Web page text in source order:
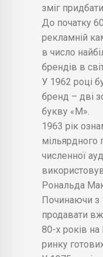
зміг
До початку
рекламній
в число
брендів в
У 1962 році
бренд – дві
букву «М».
1963 рік
мільярдного
численної
Рональда
Починаючи з
продавати
80-х років
ринку